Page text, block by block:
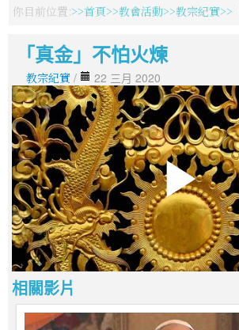
你目前位置: 首頁 教會活動 教宗紀實
「真金」不怕火煉
教宗紀實 / 22 三月 2020
相關影片